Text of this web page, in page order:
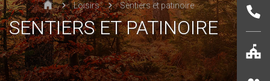
Loisirs Sentiers et patinoire
SENTIERS ET PATINOIRE